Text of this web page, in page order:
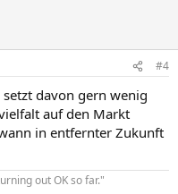
#4
davon gern wenig
auf den Markt
in entfernter Zukunft
out OK so far."